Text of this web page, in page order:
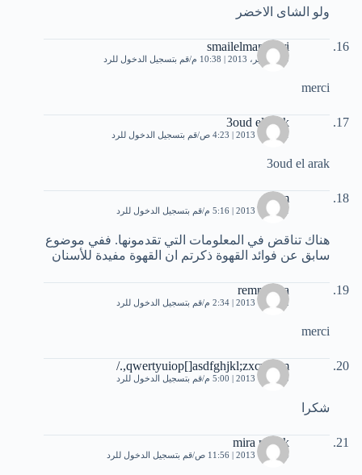
ولو الشاى الاخضر
smailelmansouri
30 سبتمبر، 2013 | 10:38 م قم بتسجيل الدخول للرد
merci
3oud el arak
1 أكتوبر، 2013 | 4:23 ص قم بتسجيل الدخول للرد
3oud el arak
esam
1 أكتوبر، 2013 | 5:16 م قم بتسجيل الدخول للرد
هناك تناقض في المعلومات التي تقدمونها. ففي موضوع
سابق عن فوائد القهوة ذكرتم ان القهوة مفيدة للأسنان
remrouma
2 أكتوبر، 2013 | 2:34 م قم بتسجيل الدخول للرد
merci
qwertyuiop[]asdfghjkl;zxcvbnm,./
3 أكتوبر، 2013 | 5:00 م قم بتسجيل الدخول للرد
شكرا
mira malek
4 أكتوبر، 2013 | 11:56 ص قم بتسجيل الدخول للرد